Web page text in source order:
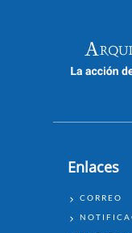
Enlaces
ENLACES
CORREO